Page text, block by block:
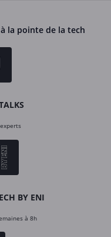
la pointe de la tech
BY ENI
à 8h